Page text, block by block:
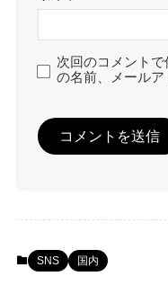
次回のコメント
の名前、メールア
SNS 国内